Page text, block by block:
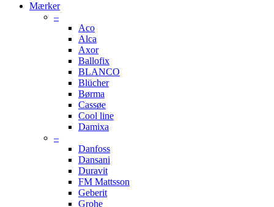
Mærker
–
Aco
Alca
Axor
Ballofix
BLANCO
Blücher
Børma
Cassøe
Cool line
Damixa
–
Danfoss
Dansani
Duravit
FM Mattsson
Geberit
Grohe